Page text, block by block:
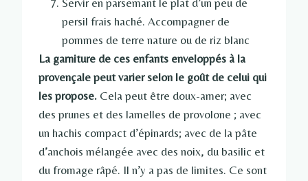
Servir en parsemant le plat d’un peu de
persil frais haché. Accompagner de
pommes de terre nature ou de riz blanc
La garniture de ces enfants enveloppés à la
provençale peut varier selon le goût de celui qui
les propose. Cela peut être doux-amer; avec
des prunes et des lamelles de provolone ; avec
un hachis compact d’épinards; avec de la pâte
d’anchois mélangée avec des noix, du basilic et
du fromage râpé. Il n’y a pas de limites. Ce sont